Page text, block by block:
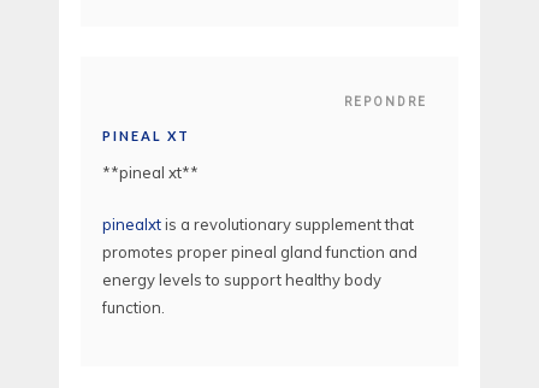
REPONDRE
PINEAL XT
**pineal xt**
pinealxtis a revolutionary supplement that
promotes proper pineal gland function and
energy levels to support healthy body
function.